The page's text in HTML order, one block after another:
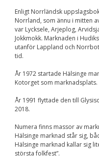
Enligt Norrländsk
Norrland, som ännu i mitten
var Lycksele, Arjeplog,
Jokkmokk. Marknaden i
utanför Lappland och
tid.
År 1972 startade Hälsinge
Kotorget som marknadsplats.
År 1991 flyttade den till
2018.
Numera finns massor av
Hälsinge marknad står sig,
Hälsinge marknad kallar sig
största folkfest”.